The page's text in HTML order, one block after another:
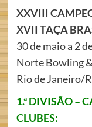
XXVIII
XVII TAÇA
30 de maio a 2
Norte Bowling
Rio de Janeiro/
1.ª DIVISÃO –
CLUBES: